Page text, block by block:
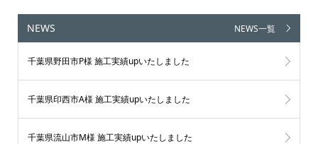
NEWS NEWS一覧
千葉県野田市P様 施工実績upいたしました
千葉県印西市A様 施工実績upいたしました
千葉県流山市M様 施工実績upいたしました